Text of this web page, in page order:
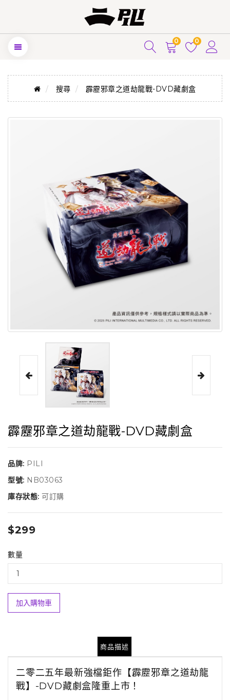
0 0
搜尋 霹靂邪章之道劫龍戰-DVD藏劇盒
霹靂邪章之道劫龍戰-DVD藏劇盒
品牌: PILI
型號: NB03063
庫存狀態: 可訂購
$299
數量
加入購物車
商品描述
二零二五年最新強檔鉅作【霹靂邪章之道劫龍
戰】 -DVD藏劇盒隆重上市！